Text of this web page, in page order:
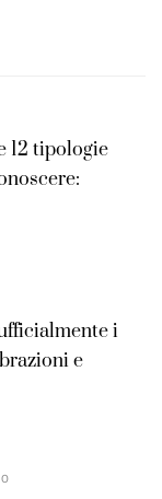
12 tipologie
i
e